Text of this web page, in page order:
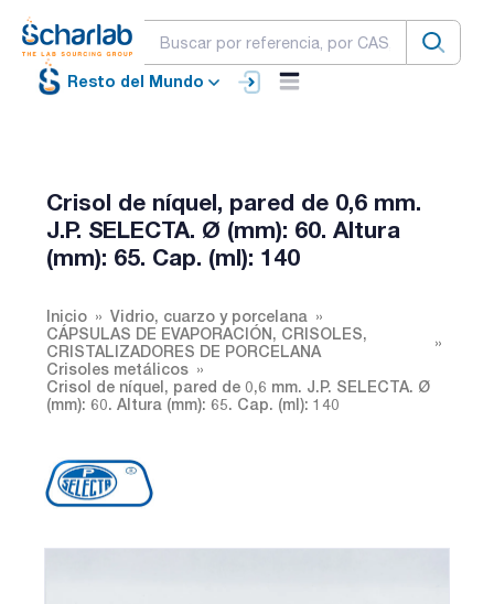
Resto del Mundo
Crisol de níquel, pared de 0,6 mm.
J.P. SELECTA. Ø (mm): 60. Altura
(mm): 65. Cap. (ml): 140
Inicio
Vidrio, cuarzo y porcelana
CÁPSULAS DE EVAPORACIÓN, CRISOLES,
CRISTALIZADORES DE PORCELANA
Crisoles metálicos
Crisol de níquel, pared de 0,6 mm. J.P. SELECTA. Ø
(mm): 60. Altura (mm): 65. Cap. (ml): 140